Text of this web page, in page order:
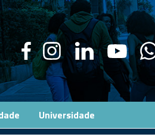
Universidade